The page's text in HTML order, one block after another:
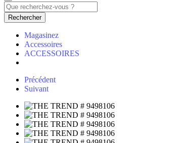
Rechercher
Magasinez
Accessoires
ACCESSOIRES
Précédent
Suivant